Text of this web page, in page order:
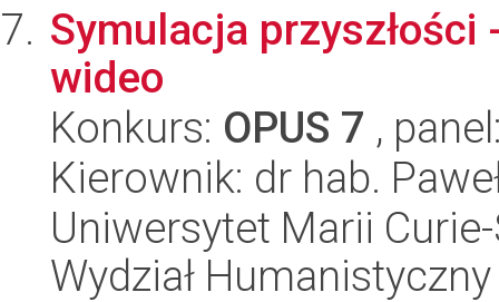
Symulacja
wideo
Konkurs: OPUS 7 ,
Kierownik: dr hab.
Uniwersytet Marii
Wydział Humanistyczny